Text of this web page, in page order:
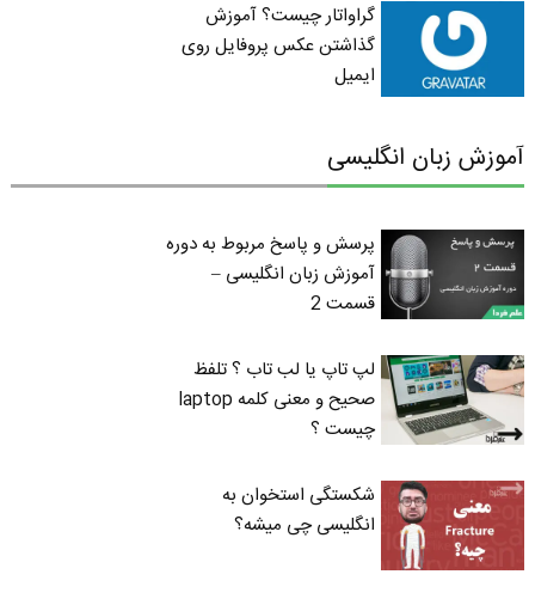
گراواتار چیست؟ آموزش
گذاشتن عکس پروفایل روی
ایمیل
آموزش زبان انگلیسی
پرسش و پاسخ مربوط به دوره
آموزش زبان انگلیسی –
قسمت 2
لپ تاپ یا لب تاب ؟ تلفظ
صحیح و معنی کلمه laptop
چیست ؟
شکستگی استخوان به
انگلیسی چی میشه؟